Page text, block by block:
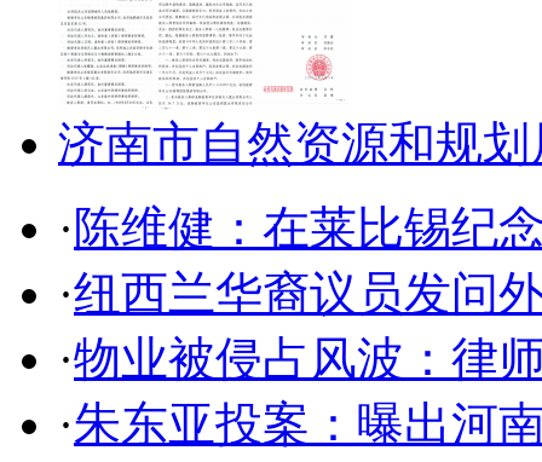
济南市自然资源和规划
·陈维健：在莱比锡纪
·纽西兰华裔议员发问
·物业被侵占风波：律
·朱东亚投案：曝出河